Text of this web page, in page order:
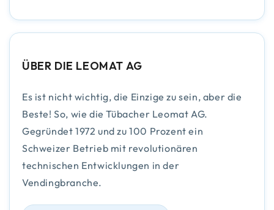
ÜBER DIE LEOMAT AG
Es ist nicht wichtig, die Einzige zu sein, aber die
Beste! So, wie die Tübacher Leomat AG.
Gegründet 1972 und zu 100 Prozent ein
Schweizer Betrieb mit revolutionären
technischen Entwicklungen in der
Vendingbranche.